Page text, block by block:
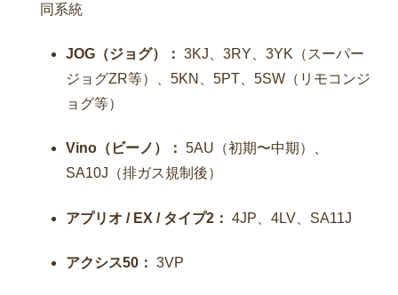
同系統
JOG（ジョグ）： 3KJ、3RY、3YK（スーパー
ジョグZR等）、5KN、5PT、5SW（リモコンジ
ョグ等）
Vino（ビーノ）： 5AU（初期〜中期）、
SA10J（排ガス規制後）
アプリオ / EX / タイプ2： 4JP、4LV、SA11J
アクシス50： 3VP